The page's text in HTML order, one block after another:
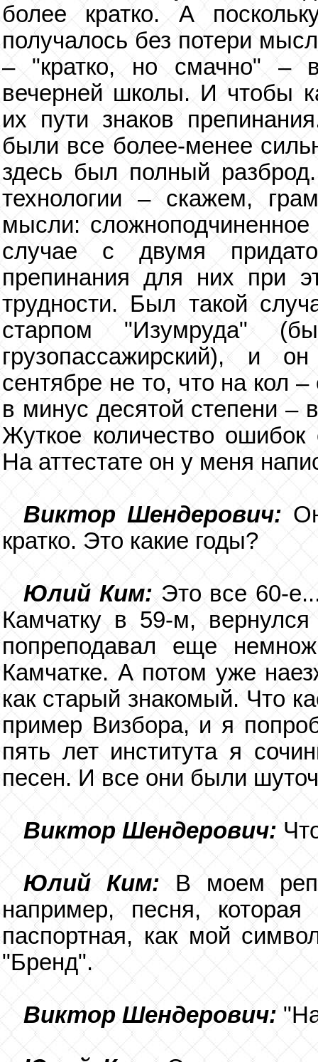
более кратко. А
получалось без потери
– "кратко, но смачно" –
вечерней школы. И чтобы
их пути знаков
были все более-менее
здесь был полный
технологии – скажем,
мысли:
случае с двумя
препинания для них при
трудности. Был такой
старпом "Изумруда"
грузопассажирский), и
сентябре не то, что на кол
в минус десятой степени –
Жуткое количество ошибок
На аттестате он у меня
Виктор Шендерович:
кратко. Это какие годы?
Юлий Ким:Это все 60-
Камчатку в 59-м,
попреподавал еще
Камчатке. А потом уже
как старый знакомый. Что
пример Визбора, и я
пять лет института я
песен. И все они были
Виктор Шендерович:
Юлий Ким: В моем
например, песня,
паспортная, как мой
"Бренд".
Виктор Шендерович: